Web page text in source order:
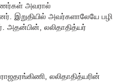
அவரால்
இறுதியில் அவர்களாலேயே பழி
அதன்பின், லலிதாதித்யர்
லலிதாதித்யரின்